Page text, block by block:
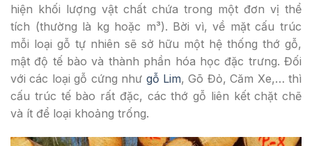
hiện khối lượng vật chất chứa trong một đơn vị thể
tích (thường là kg hoặc m³). Bời vì, về mặt cấu trúc
mỗi loại gỗ tự nhiên sẽ sở hữu một hệ thống thớ gỗ,
mật độ tế bào và thành phần hóa học đặc trưng. Đối
với các loại gỗ cứng như gỗ Lim, Gõ Đỏ, Căm Xe,… thì
cấu trúc tế bào rất đặc, các thớ gỗ liên kết chặt chẽ
và ít để loại khoảng trống.